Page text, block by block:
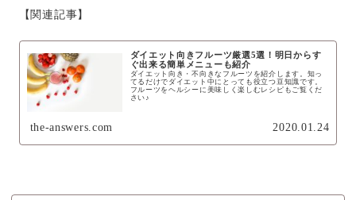
【関連記事】
ダイエット向きフルーツ厳選5選！明日からす
ぐ出来る簡単メニューも紹介
ダイエット向き・不向きなフルーツを紹介します。知っ
てるだけでダイエット中にとっても役立つ豆知識です。
フルーツをヘルシーに美味しく楽しむレシピもご覧くだ
さい♪
the-answers.com 2020.01.24